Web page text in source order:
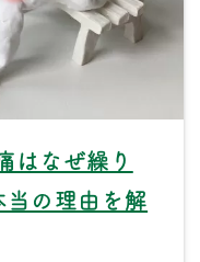
はなぜ繰り
の理由を解